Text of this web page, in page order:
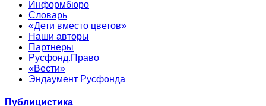
Информбюро
Словарь
«Дети вместо цветов»
Наши авторы
Партнеры
Русфонд.Право
«Вести»
Эндаумент Русфонда
Публицистика